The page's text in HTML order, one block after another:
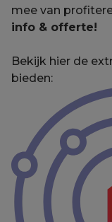
mee van
info & offerte!
Bekijk hier de
bieden: